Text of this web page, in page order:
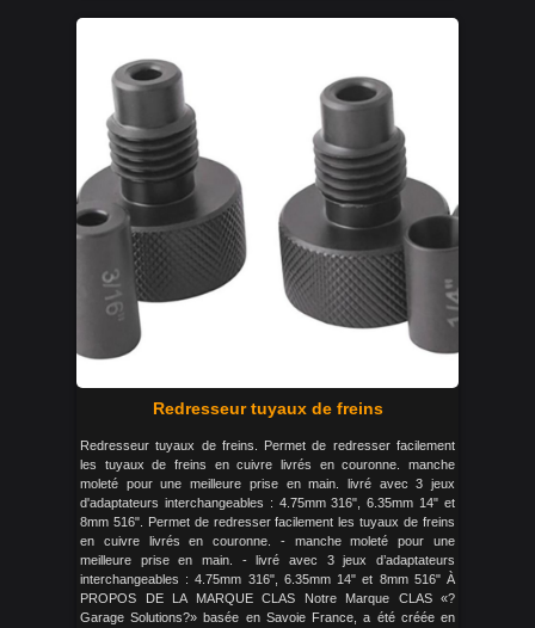
Redresseur tuyaux de freins
Redresseur tuyaux de freins. Permet de redresser facilement
les tuyaux de freins en cuivre livrés en couronne. manche
moleté pour une meilleure prise en main. livré avec 3 jeux
d'adaptateurs interchangeables : 4.75mm 316", 6.35mm 14" et
8mm 516". Permet de redresser facilement les tuyaux de freins
en cuivre livrés en couronne. - manche moleté pour une
meilleure prise en main. - livré avec 3 jeux d’adaptateurs
interchangeables : 4.75mm 316", 6.35mm 14" et 8mm 516" À
PROPOS DE LA MARQUE CLAS Notre Marque CLAS «?
Garage Solutions?» basée en Savoie France, a été créée en